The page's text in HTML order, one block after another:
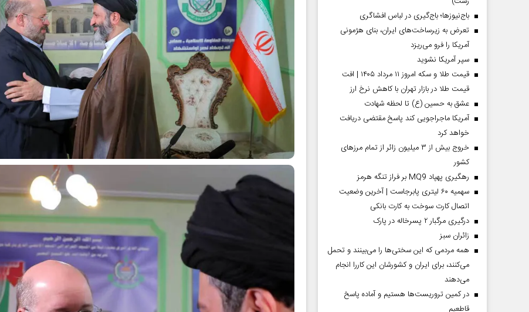
باج‌نیوزها؛ باج‌گیری در لباس افشاگری
تعرض به زیرساخت‌های ایران، بنای هژمونی
آمریکا را فرو می‌ریزد
سپر آمریکا نشوید
قیمت طلا و سکه امروز ۱۱ مرداد ۱۴۰۵ | افت
قیمت طلا در بازار تهران با کاهش نرخ ارز
عشق به حسین (ع) تا لحظه شهادت
آمریکا ماجراجویی کند پاسخ مقتضی دریافت
خواهد کرد
خروج بیش از ۳ میلیون زائر از تمام مرز‌های
کشور
رهگیری پهپاد MQ9 بر فراز تنگه هرمز
سهمیه ۶۰ لیتری پابرجاست | آخرین وضعیت
اتصال کارت سوخت به کارت بانکی
درگیری مرگبار ۲ پسرخاله در پارک
‌زائران سبز
همه مردمی که این سختی‌ها را می‌بینند و تحمل
می‌کنند، برای ایران و کشورشان این کاررا انجام
می‌دهند
در کمین تروریست‌ها هستیم و آماده پاسخ
قاطعیم
صفحات نخست‌روزنامه‌ها‌ی‌چهارشنبه‌۷‌مردادماه صفحات نخست روزنامه ها‌ی‌سه‌شنبه ۶ مردادماه
صفحات نخست روزنامه ها‌ی یکشنبه ۴ مردادماه